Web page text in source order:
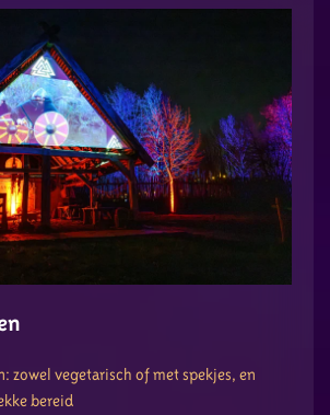
zowel vegetarisch of met spekjes, en
bereid